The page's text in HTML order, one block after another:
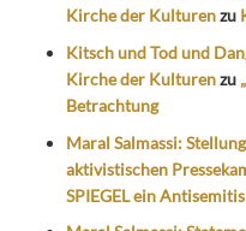
Kirche der Kulturenzu
Kitsch und Tod und
Kirche der Kulturenzu
Betrachtung
Maral Salmassi:
aktivistischen
SPIEGEL ein